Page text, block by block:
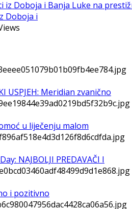
Doboja i
USPJEH: Meridian zvanično
u liječenju malom
NAJBOLJI PREDAVAČI I
i pozitivno